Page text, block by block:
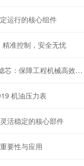
运行的核心组件
准控制，安全无忧
三一配件 WGP200000131228 空气滤清器主滤芯：保障工程机械高效运行的核心之选
机油压力表
活稳定的核心部件
要性与应用